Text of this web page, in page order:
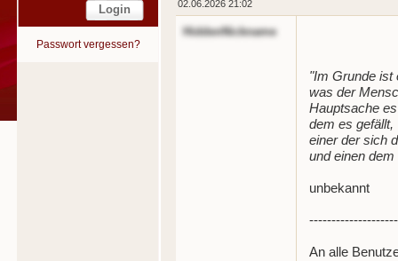
Passwort vergessen?
02.06.2026 21:02
HiddenNickname
"Im Grunde ist
was der
Hauptsache
dem es gefällt,
einer der sich
und einen
unbekannt
An alle